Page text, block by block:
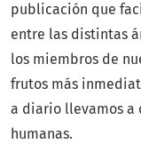
publicación que
entre las distintas
los miembros de
frutos más
a dia­rio llevamos a
humanas.